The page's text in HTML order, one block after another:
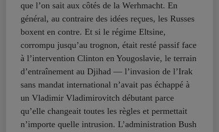
que l’on sait aux côtés de la Werhmacht. En
général, au contraire des idées reçues, les Russes
boxent en contre. Et si le régime Eltsine,
corrompu jusqu’au trognon, était resté passif face
à l’intervention Clinton en Yougoslavie, le terrain
d’entraînement au Djihad — l’invasion de l’Irak
sans mandat international n’avait pas échappé à
un Vladimir Vladimirovitch débutant parce
qu’elle changeait toutes les règles et permettait
n’importe quelle intrusion. L’administration Bush